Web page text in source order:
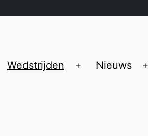
Wedstrijden
Open
Nieuws